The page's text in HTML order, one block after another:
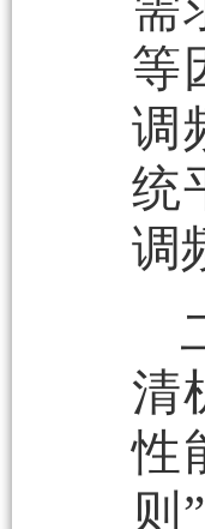
等
调
统
调
清
性
则